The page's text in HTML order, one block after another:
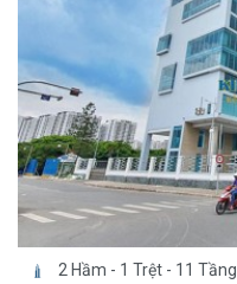
2 Hầm - 1 Trệt - 11 Tầng